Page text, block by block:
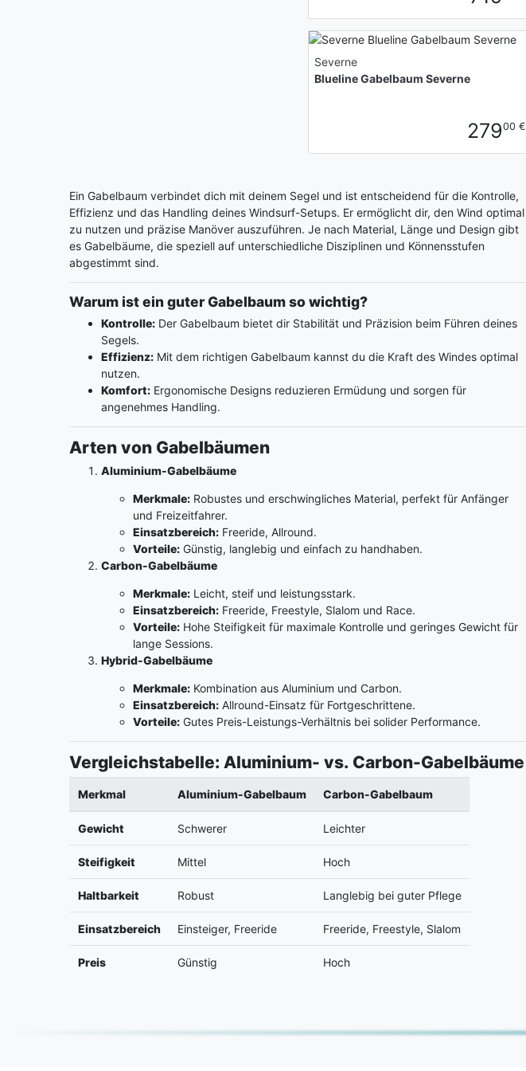
Severne
Blueline Gabelbaum Severne
27900 €
Ein Gabelbaum verbindet dich mit deinem Segel und ist entscheidend für die Kontrolle,
Effizienz und das Handling deines Windsurf-Setups. Er ermöglicht dir, den Wind optimal
zu nutzen und präzise Manöver auszuführen. Je nach Material, Länge und Design gibt
es Gabelbäume, die speziell auf unterschiedliche Disziplinen und Könnensstufen
abgestimmt sind.
Warum ist ein guter Gabelbaum so wichtig?
Kontrolle: Der Gabelbaum bietet dir Stabilität und Präzision beim Führen deines
Segels.
Effizienz: Mit dem richtigen Gabelbaum kannst du die Kraft des Windes optimal
nutzen.
Komfort: Ergonomische Designs reduzieren Ermüdung und sorgen für
angenehmes Handling.
Arten von Gabelbäumen
Aluminium-Gabelbäume
Merkmale: Robustes und erschwingliches Material, perfekt für Anfänger
und Freizeitfahrer.
Einsatzbereich: Freeride, Allround.
Vorteile: Günstig, langlebig und einfach zu handhaben.
Carbon-Gabelbäume
Merkmale: Leicht, steif und leistungsstark.
Einsatzbereich: Freeride, Freestyle, Slalom und Race.
Vorteile: Hohe Steifigkeit für maximale Kontrolle und geringes Gewicht für
lange Sessions.
Hybrid-Gabelbäume
Merkmale: Kombination aus Aluminium und Carbon.
Einsatzbereich: Allround-Einsatz für Fortgeschrittene.
Vorteile: Gutes Preis-Leistungs-Verhältnis bei solider Performance.
Vergleichstabelle: Aluminium- vs. Carbon-Gabelbäume
Merkmal Aluminium-Gabelbaum Carbon-Gabelbaum
Gewicht Schwerer Leichter
Steifigkeit Mittel Hoch
Haltbarkeit Robust Langlebig bei guter Pflege
Einsatzbereich Einsteiger, Freeride Freeride, Freestyle, Slalom
Preis Günstig Hoch